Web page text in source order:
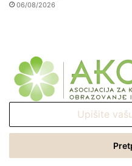
06/08/2026
Email